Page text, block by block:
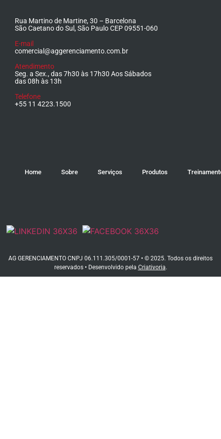
Rua Martino de Martine, 30 – Barcelona
São Caetano do Sul, São Paulo CEP 09551-060
E-mail
comercial@aggerenciamento.com.br
Atendimento
Seg. a Sex., das 7h30 às 17h30 Aos Sábados
das 08h às 13h
Telefone
+55 11 4223.1500
Home Sobre Serviços Produtos
AG GERENCIAMENTO CNPJ 06.111.305/0001-57 • © 2025. Todos os direitos
reservados • Desenvolvido pela Criativoria.